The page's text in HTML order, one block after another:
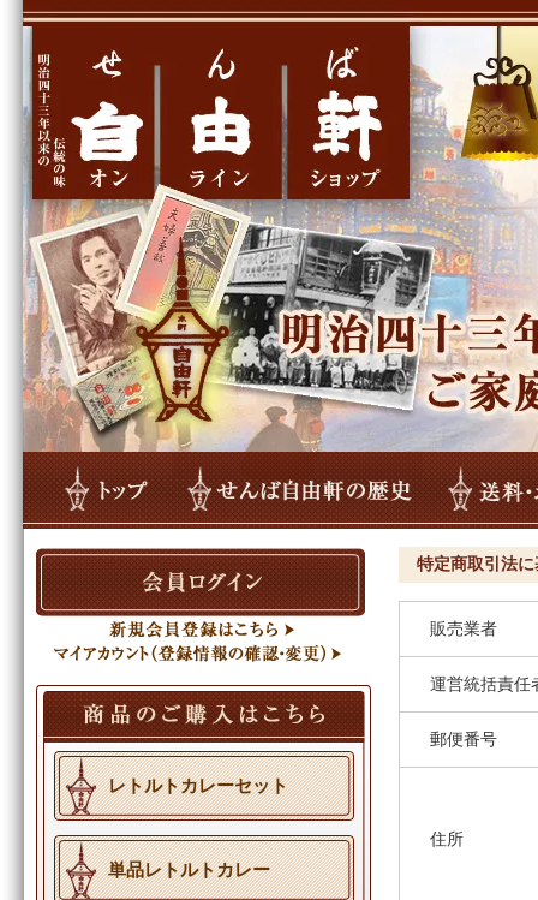
レトルトカレーセット
単品レトルトカレー
特定商取引法
販売業者
運営統括責任
郵便番号
住所